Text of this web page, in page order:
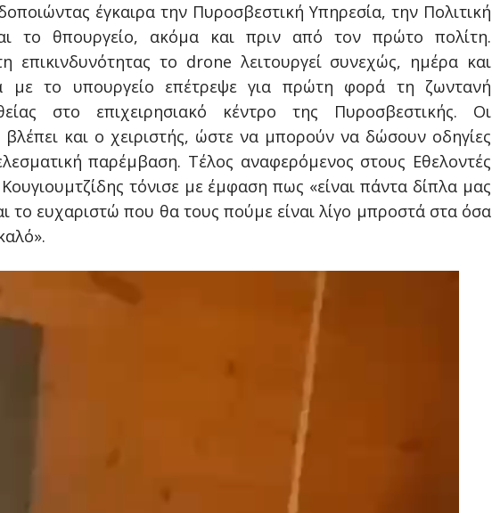
έγκαιρα την Πυροσβεστική Υπηρεσία, την Πολιτική
το θπουργείο, ακόμα και πριν από τον πρώτο πολίτη.
επικινδυνότητας το drone λειτουργεί συνεχώς, ημέρα και
με το υπουργείο επέτρεψε για πρώτη φορά τη ζωντανή
στο επιχειρησιακό κέντρο της Πυροσβεστικής. Οι
και ο χειριστής, ώστε να μπορούν να δώσουν οδηγίες
παρέμβαση. Τέλος αναφερόμενος στους Εθελοντές
τόνισε με έμφαση πως «είναι πάντα δίπλα μας
το ευχαριστώ που θα τους πούμε είναι λίγο μπροστά στα όσα